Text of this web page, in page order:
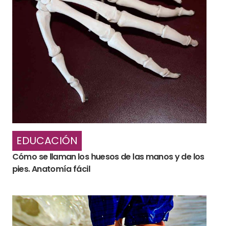
EDUCACIÓN
Cómo se llaman los huesos de las manos y de los
pies. Anatomía fácil